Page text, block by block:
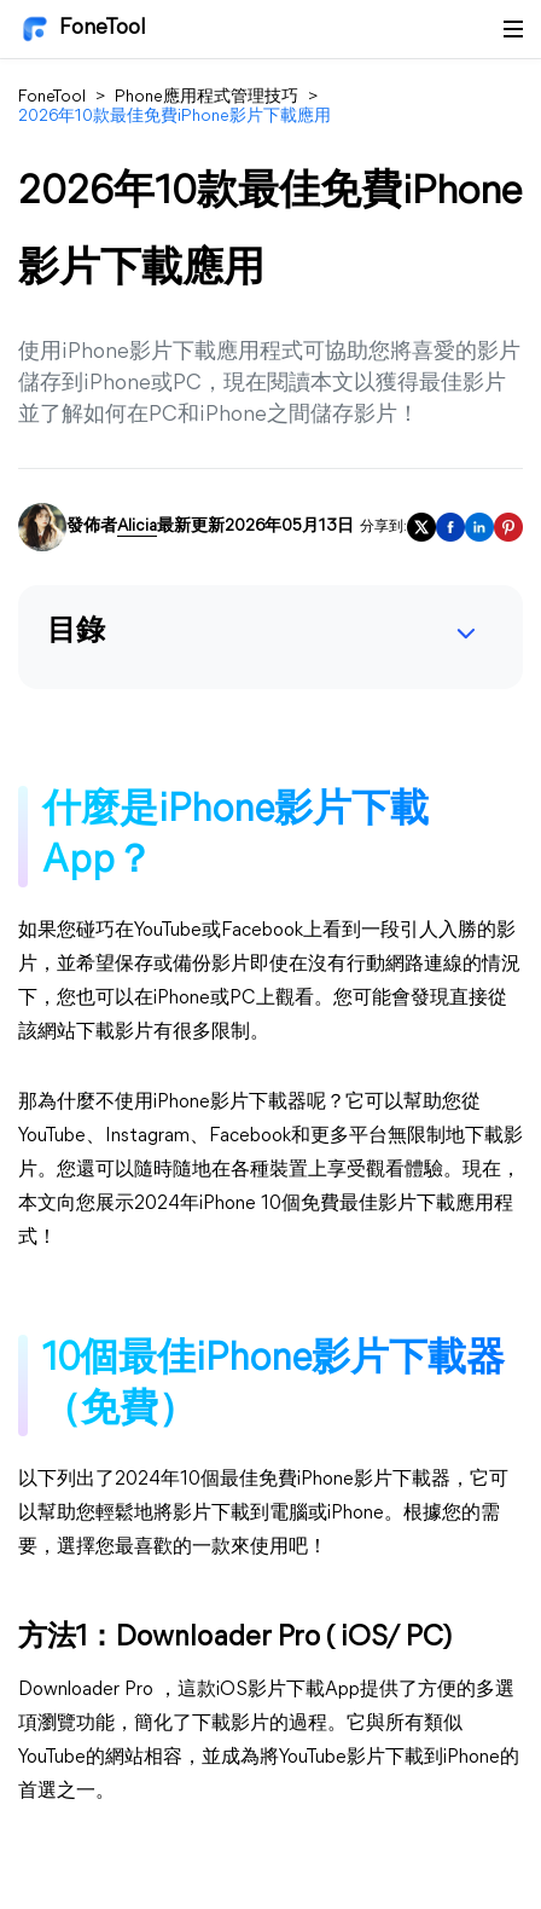
FoneTool
FoneTool > Phone應用程式管理技巧
>
2026年10款最佳免費iPhone影片下載應用
2026年10款最佳免費iPhone
影片下載應用
使用iPhone影片下載應用程式可協助您將喜愛的影片
儲存到iPhone或PC，現在閱讀本文以獲得最佳影片
並了解如何在PC和iPhone之間儲存影片！
發佈者Alicia最新更新2026年05月13日 分享到:
目錄
什麼是iPhone影片下載
App？
如果您碰巧在YouTube或Facebook上看到一段引人入勝的影
片，並希望保存或備份影片即使在沒有行動網路連線的情況
下，您也可以在iPhone或PC上觀看。您可能會發現直接從
該網站下載影片有很多限制。
那為什麼不使用iPhone影片下載器呢？它可以幫助您從
YouTube、Instagram、Facebook和更多平台無限制地下載影
片。您還可以隨時隨地在各種裝置上享受觀看體驗。現在，
本文向您展示2024年iPhone 10個免費最佳影片下載應用程
式！
10個最佳iPhone影片下載器
（免費）
以下列出了2024年10個最佳免費iPhone影片下載器，它可
以幫助您輕鬆地將影片下載到電腦或iPhone。根據您的需
要，選擇您最喜歡的一款來使用吧！
方法1：Downloader Pro ( iOS/ PC)
Downloader Pro ，這款iOS影片下載App提供了方便的多選
項瀏覽功能，簡化了下載影片的過程。它與所有類似
YouTube的網站相容，並成為將YouTube影片下載到iPhone的
首選之一。